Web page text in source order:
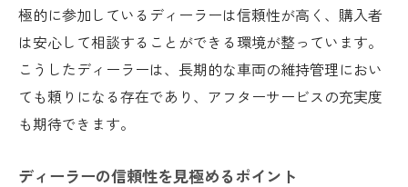
試乗時の注意点と確認すべきポイント
エンジン状態の見極め方と試乗の目的
三重県特有の道路状況に適した車種を選ぶ秘訣
三重県の道路環境に合う車種とは
地形と気候を考慮した車種選びのポイント
道路状況に合わせた車の性能評価方法
極的に参加しているディーラーは信頼性が高く、購入者
は安心して相談することができる環境が整っています。
こうしたディーラーは、長期的な車両の維持管理におい
ても頼りになる存在であり、アフターサービスの充実度
も期待できます。
ディーラーの信頼性を見極めるポイント